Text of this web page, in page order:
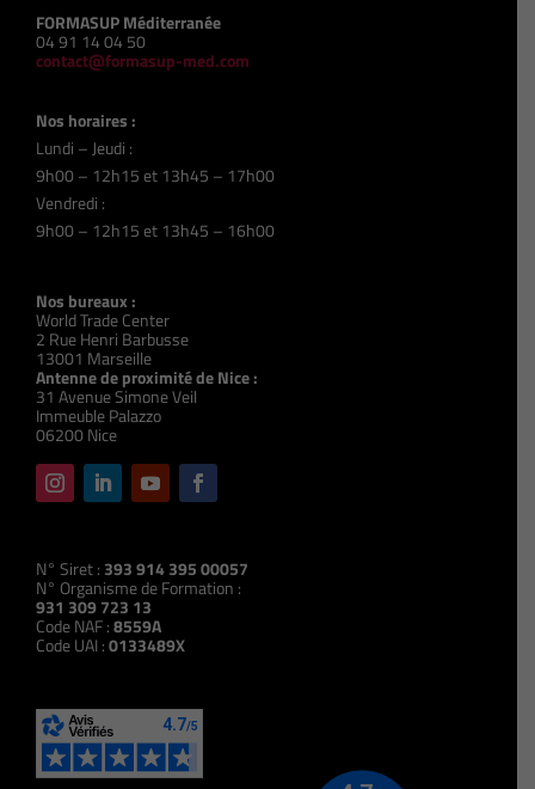
FORMASUP Méditerranée
04 91 14 04 50
contact@formasup-med.com
Nos horaires :
Lundi – Jeudi :
9h00 – 12h15 et 13h45 – 17h00
Vendredi :
9h00 – 12h15 et 13h45 – 16h00
Nos bureaux :
World Trade Center
2 Rue Henri Barbusse
13001 Marseille
Antenne de proximité de Nice :
31 Avenue Simone Veil
Immeuble Palazzo
06200 Nice
N° Siret : 393 914 395 00057
N° Organisme de Formation :
931 309 723 13
Code NAF :8559A
Code UAI :0133489X